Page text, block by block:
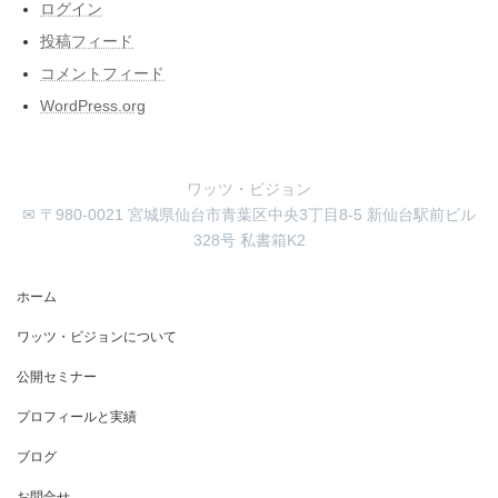
ログイン
投稿フィード
コメントフィード
WordPress.org
ワッツ・ビジョン
✉ 〒980-0021 宮城県仙台市青葉区中央3丁目8-5 新仙台駅前ビル
328号 私書箱K2
ホーム
ワッツ・ビジョンについて
公開セミナー
プロフィールと実績
ブログ